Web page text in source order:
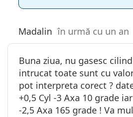
Madalin în urmă cu un an
Buna ziua, nu gasesc
intrucat toate sunt cu
pot interpreta corect ?
+0,5 Cyl -3 Axa 10 grade
-2,5 Axa 165 grade ! Va